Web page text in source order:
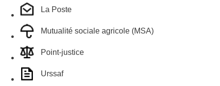
La Poste
Mutualité sociale agricole (MSA)
Point-justice
Urssaf